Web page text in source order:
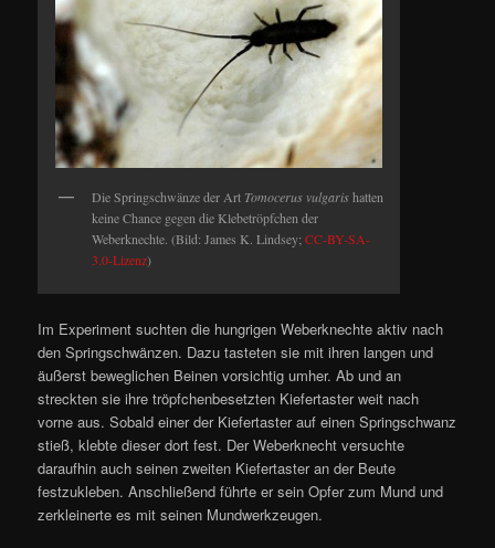
Die Springschwänze der Art Tomocerus vulgarishatten
keine Chance gegen die Klebetröpfchen der
Weberknechte. (Bild: James K. Lindsey;CC-BY-SA-
3.0-Lizenz)
Im Experiment suchten die hungrigen Weberknechte aktiv nach
den Springschwänzen. Dazu tasteten sie mit ihren langen und
äußerst beweglichen Beinen vorsichtig umher. Ab und an
streckten sie ihre tröpfchenbesetzten Kiefertaster weit nach
vorne aus. Sobald einer der Kiefertaster auf einen Springschwanz
stieß, klebte dieser dort fest. Der Weberknecht versuchte
daraufhin auch seinen zweiten Kiefertaster an der Beute
festzukleben. Anschließend führte er sein Opfer zum Mund und
zerkleinerte es mit seinen Mundwerkzeugen.